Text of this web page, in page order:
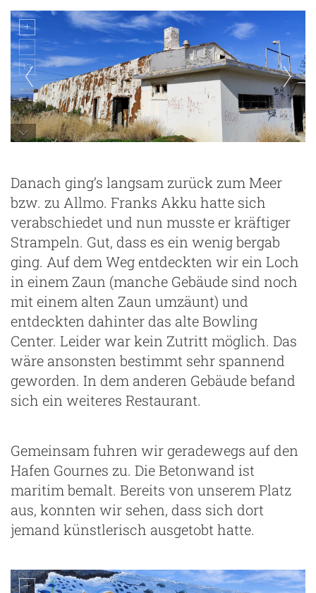
Danach ging’s langsam zurück zum Meer
bzw. zu Allmo. Franks Akku hatte sich
verabschiedet und nun musste er kräftiger
Strampeln. Gut, dass es ein wenig bergab
ging. Auf dem Weg entdeckten wir ein Loch
in einem Zaun (manche Gebäude sind noch
mit einem alten Zaun umzäunt) und
entdeckten dahinter das alte Bowling
Center. Leider war kein Zutritt möglich. Das
wäre ansonsten bestimmt sehr spannend
geworden. In dem anderen Gebäude befand
sich ein weiteres Restaurant.
Gemeinsam fuhren wir geradewegs auf den
Hafen Gournes zu. Die Betonwand ist
maritim bemalt. Bereits von unserem Platz
aus, konnten wir sehen, dass sich dort
jemand künstlerisch ausgetobt hatte.